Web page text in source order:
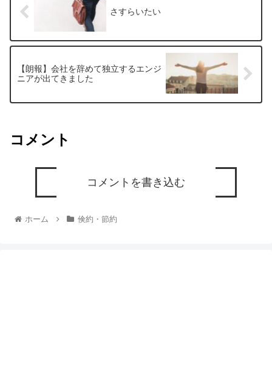
さすらいたい
【朗報】会社を辞めて独立するエンジ
ニアが出てきました
コメント
コメントを書き込む
ホーム 倹約・節約